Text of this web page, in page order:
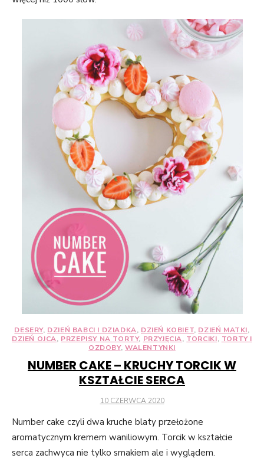
DESERY, DZIEŃ BABCI I DZIADKA, DZIEŃ KOBIET, DZIEŃ MATKI,
DZIEŃ OJCA, PRZEPISY NA TORTY, PRZYJĘCIA, TORCIKI, TORTY I
OZDOBY, WALENTYNKI
NUMBER CAKE – KRUCHY TORCIK W
KSZTAŁCIE SERCA
POSTED
10 CZERWCA 2020
Number cake czyli dwa kruche blaty przełożone
aromatycznym kremem waniliowym. Torcik w kształcie
serca zachwyca nie tylko smakiem ale i wyglądem.